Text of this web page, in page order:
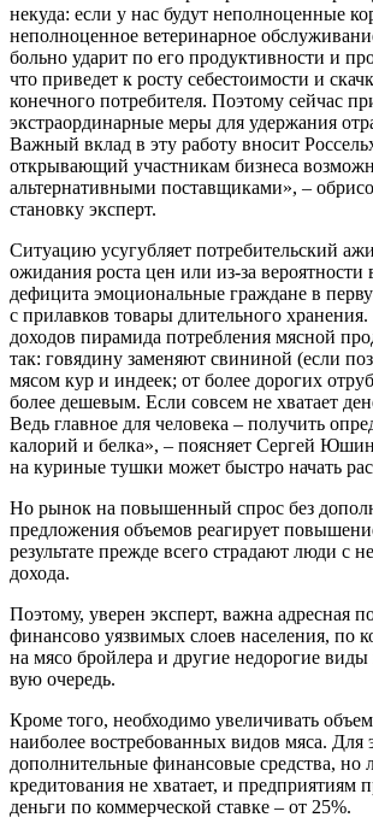
некуда: если у нас будут неполноценные
неполноценное ветеринарное
боль­но ударит по его продуктивности и
что приведет к росту себестоимости и
конечного потребителя. Поэтому сейчас
экстраординар­ные меры для удержания
Важный вклад в эту работу вносит
открыва­ющий участникам бизнеса
альтернативными поставщиками», –
становку эксперт.
Ситуацию усугубляет потребитель­ский
ожидания роста цен или из-за вероятности
дефицита эмоциональные граждане в
с прилавков товары длительно­го
доходов пирамида потребления мясной
так: говяди­ну заменяют свининой (если
мясом кур и индеек; от более дорогих
более деше­вым. Если совсем не хва­тает
Ведь главное для челове­ка – получить
калорий и белка», – поясняет Сергей
на куриные тушки может быстро начать
Но рынок на повышенный спрос без
предложения объемов реагирует
результате прежде всего страдают люди с
дохода.
Поэтому, уверен эксперт, важна адрес­ная
финансово уязвимых слоев населения, по
на мясо бройлера и дру­гие недорогие
вую очередь.
Кроме того, необходимо увеличивать
наиболее вос­требованных видов мяса.
допол­нительные финансовые средства, но
кредитования не хватает, и предприятиям
деньги по коммерче­ской ставке – от 25%.